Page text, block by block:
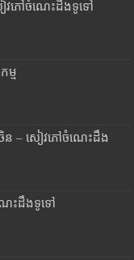
វភៅចំណេះដឹងទូទៅ
ម្ម
ន – សៀវភៅចំណេះដឹង
េះដឹងទូទៅ